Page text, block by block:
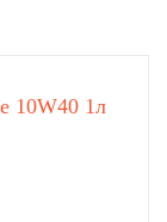
10W40 1л